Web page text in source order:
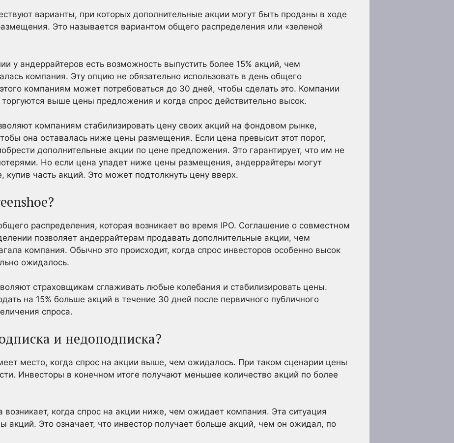
варианты, при которых дополнительные акции могут быть проданы в ходе
Это называется вариантом общего распределения или «зеленой
у андеррайтеров есть возможность выпустить более 15% акций, чем
компания. Эту опцию не обязательно использовать в день общего
компаниям может потребоваться до 30 дней, чтобы сделать это. Компании
выше цены предложения и когда спрос действительно высок.
компаниям стабилизировать цену своих акций на фондовом рынке,
она оставалась ниже цены размещения. Если цена превысит этот порог,
дополнительные акции по цене предложения. Это гарантирует, что им не
Но если цена упадет ниже цены размещения, андеррайтеры могут
часть акций. Это может подтолкнуть цену вверх.
распределения, которая возникает во время IPO. Соглашение о совместном
позволяет андеррайтерам продавать дополнительные акции, чем
компания. Обычно это происходит, когда спрос инвесторов особенно высок
ожидалось.
страховщикам сглаживать любые колебания и стабилизировать цены.
на 15% больше акций в течение 30 дней после первичного публичного
спроса.
и недоподписка?
место, когда спрос на акции выше, чем ожидалось. При таком сценарии цены
Инвесторы в конечном итоге получают меньшее количество акций по более
возникает, когда спрос на акции ниже, чем ожидает компания. Эта ситуация
акций. Это означает, что инвестор получает больше акций, чем он ожидал, по